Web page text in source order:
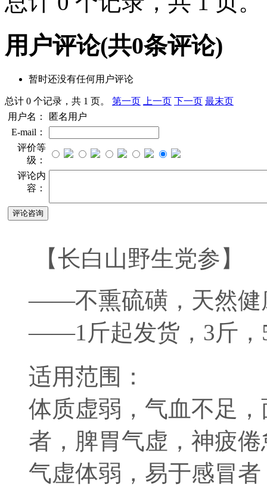
用户评论(共0条评论)
暂时还没有任何用户评论
总计 0 个记录，共 1 页。 第一页 上一页 下一页 最末页
用户名：
匿名用户
E-mail：
评价等
级：
评论内
容：
【长白山野生党参】
——不熏硫磺，天然健
——1斤起发货，3斤，
适用范围：
体质虚弱，气血不足
者，脾胃气虚，神疲
气虚体弱，易于感冒